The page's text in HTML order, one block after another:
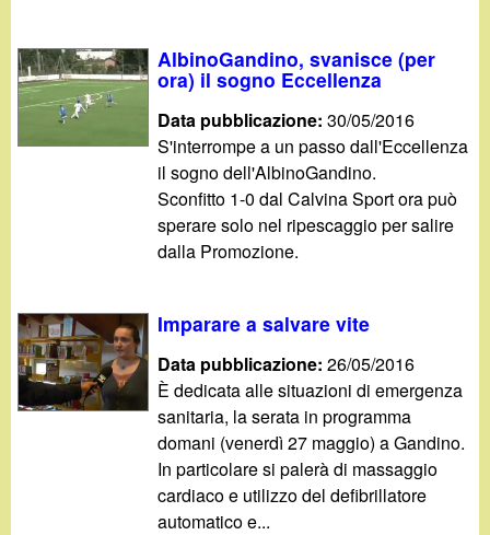
AlbinoGandino, svanisce (per
ora) il sogno Eccellenza
Data pubblicazione:30/05/2016
S'interrompe a un passo dall'Eccellenza
il sogno dell'AlbinoGandino.
Sconfitto 1-0 dal Calvina Sport ora può
sperare solo nel ripescaggio per salire
dalla Promozione.
Imparare a salvare vite
Data pubblicazione:26/05/2016
È dedicata alle situazioni di emergenza
sanitaria, la serata in programma
domani (venerdì 27 maggio) a Gandino.
In particolare si palerà di massaggio
cardiaco e utilizzo del defibrillatore
automatico e...